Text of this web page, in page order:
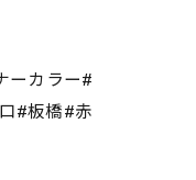
ーカラー#
#板橋#赤